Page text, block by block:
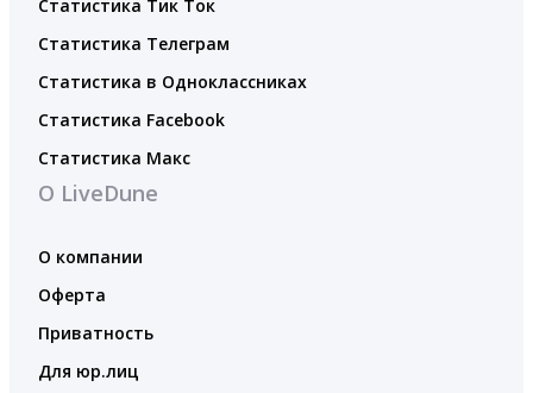
Статистика Тик Ток
Статистика Телеграм
Статистика в Одноклассниках
Статистика Facebook
Статистика Макс
О LiveDune
О компании
Оферта
Приватность
Для юр.лиц